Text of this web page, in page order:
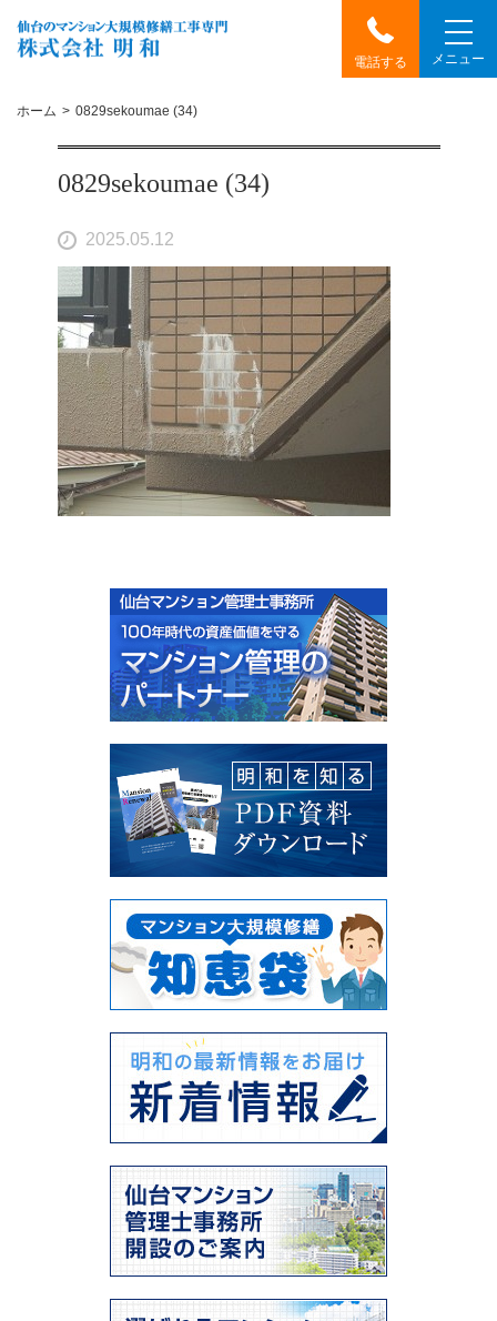
電話する メニュー
ホーム 0829sekoumae (34)
0829sekoumae (34)
2025.05.12